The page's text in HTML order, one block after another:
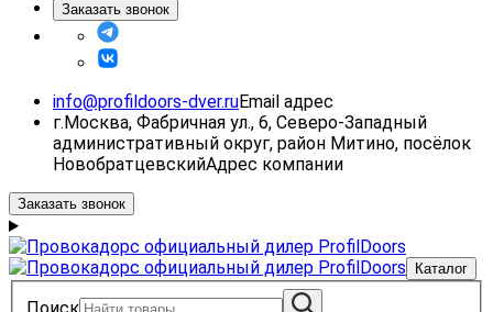
Заказать звонок
info@profildoors-dver.ruEmail адрес
г.Москва, Фабричная ул., 6, Северо-Западный
административный округ, район Митино, посёлок
НовобратцевскийАдрес компании
Заказать звонок
Каталог
Поиск